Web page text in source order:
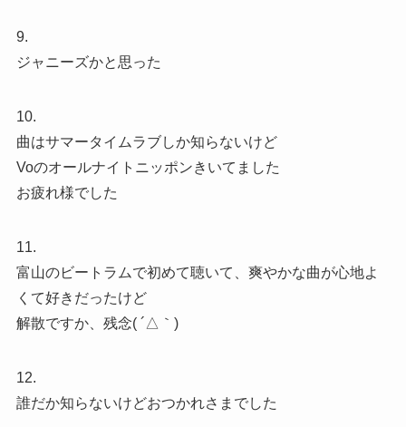
9.
ジャニーズかと思った
10.
曲はサマータイムラブしか知らないけど
Voのオールナイトニッポンきいてました
お疲れ様でした
11.
富山のビートラムで初めて聴いて、爽やかな曲が心地よ
くて好きだったけど
解散ですか、残念( ´△｀)
12.
誰だか知らないけどおつかれさまでした